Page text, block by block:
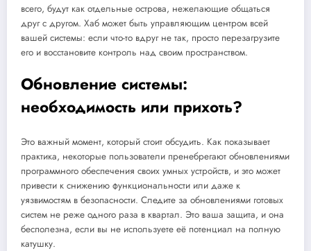
всего, будут как отдельные острова, нежелающие общаться
друг с другом. Хаб может быть управляющим центром всей
вашей системы: если что-то вдруг не так, просто перезагрузите
его и восстановите контроль над своим пространством.
Обновление системы:
необходимость или прихоть?
Это важный момент, который стоит обсудить. Как показывает
практика, некоторые пользователи пренебрегают обновлениями
программного обеспечения своих умных устройств, и это может
привести к снижению функциональности или даже к
уязвимостям в безопасности. Следите за обновлениями готовых
систем не реже одного раза в квартал. Это ваша защита, и она
бесполезна, если вы не используете её потенциал на полную
катушку.